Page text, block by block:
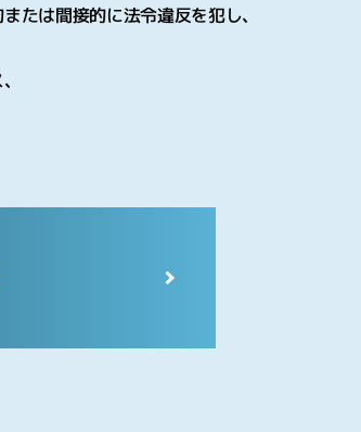
たは間接的に法令違反を犯し、